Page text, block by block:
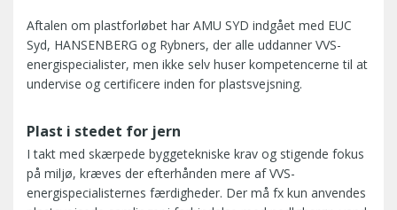
Aftalen om plastforløbet har AMU SYD indgået med EUC
Syd, HANSENBERG og Rybners, der alle uddanner VVS-
energispecialister, men ikke selv huser kompetencerne til at
undervise og certificere inden for plastsvejsning.
Plast i stedet for jern
I takt med skærpede byggetekniske krav og stigende fokus
på miljø, kræves der efterhånden mere af VVS-
energispecialisternes færdigheder. Der må fx kun anvendes